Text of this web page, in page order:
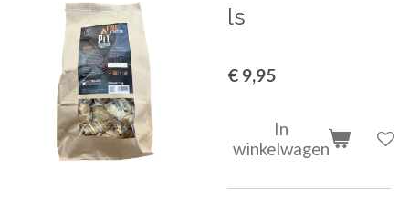
ls
€ 9,95
In
winkelwagen